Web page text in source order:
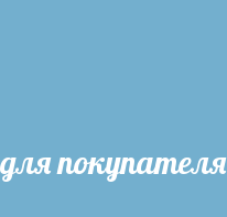
для покупателя